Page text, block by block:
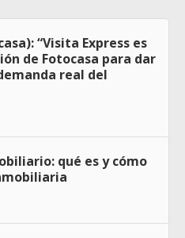
“Visita Express es
de Fotocasa para dar
real del
qué es y cómo